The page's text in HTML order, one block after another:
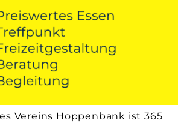
Vereins Hoppenbank ist 365